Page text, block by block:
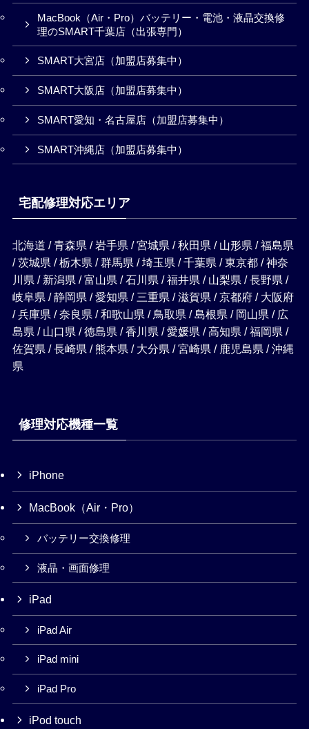
MacBook（Air・Pro）バッテリー・電池・液晶交換修
理のSMART千葉店（出張専門）
SMART大宮店（加盟店募集中）
SMART大阪店（加盟店募集中）
SMART愛知・名古屋店（加盟店募集中）
SMART沖縄店（加盟店募集中）
宅配修理対応エリア
北海道 / 青森県 / 岩手県 / 宮城県 / 秋田県 / 山形県 / 福島県
/ 茨城県 / 栃木県 / 群馬県 / 埼玉県 / 千葉県 / 東京都 / 神奈
川県 / 新潟県 / 富山県 / 石川県 / 福井県 / 山梨県 / 長野県 /
岐阜県 / 静岡県 / 愛知県 / 三重県 / 滋賀県 / 京都府 / 大阪府
/ 兵庫県 / 奈良県 / 和歌山県 / 鳥取県 / 島根県 / 岡山県 / 広
島県 / 山口県 / 徳島県 / 香川県 / 愛媛県 / 高知県 / 福岡県 /
佐賀県 / 長崎県 / 熊本県 / 大分県 / 宮崎県 / 鹿児島県 / 沖縄
県
修理対応機種一覧
iPhone
MacBook（Air・Pro）
バッテリー交換修理
液晶・画面修理
iPad
iPad Air
iPad mini
iPad Pro
iPod touch